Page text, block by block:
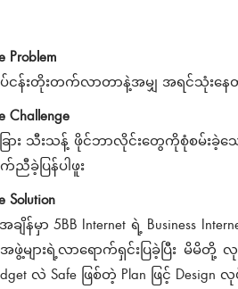
Problem
ငန်းတိုးတက်လာတာနဲ့အမျှ အရင်သုံးန
Challenge
ြား သီးသန့် ဖိုင်ဘာလိုင်းတွေကိုစုံစမ်းခဲ့သ
ခဲ့ပြန်ပါဖူး
Solution
ျိန်မှာ 5BB Internet ရဲ့ Business
ဖွဲ့များရဲ့လာရောက်ရှင်းပြခဲ့ပြီး မိမိတို့
လဲ Safe ဖြစ်တဲ့ Plan ဖြင့် Design